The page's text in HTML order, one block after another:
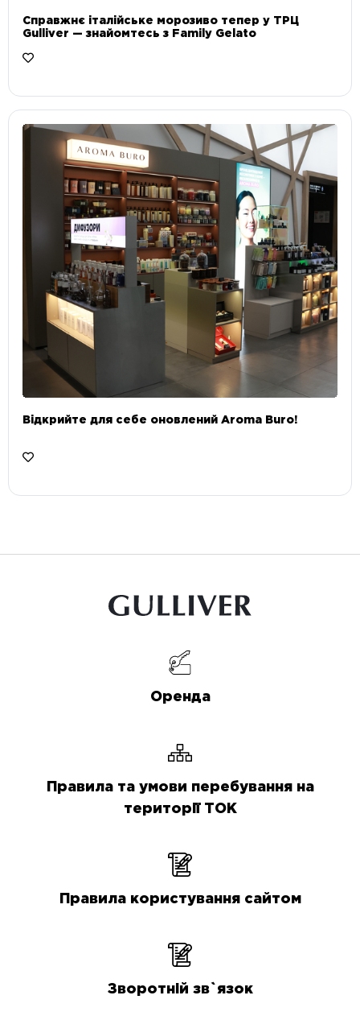
Справжнє італійське морозиво тепер у ТРЦ
Gulliver — знайомтесь з Family Gelato
Відкрийте для себе оновлений Aroma Buro! ⠀
Оренда
Правила та умови перебування на
території ТОК
Правила користування сайтом
Зворотній зв`язок